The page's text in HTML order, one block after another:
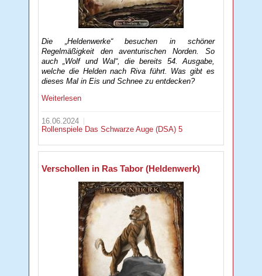
Die „Heldenwerke“ besuchen in schöner
Regelmäßigkeit den aventurischen Norden. So
auch „Wolf und Wal“, die bereits 54. Ausgabe,
welche die Helden nach Riva führt. Was gibt es
dieses Mal in Eis und Schnee zu entdecken?
Weiterlesen
16.06.2024
Rollenspiele Das Schwarze Auge (DSA) 5
Verschollen in Ras Tabor (Heldenwerk)